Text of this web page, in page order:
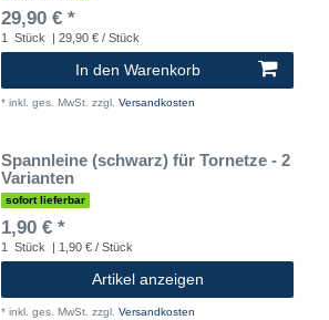
29,90 € *
1 Stück | 29,90 € / Stück
In den Warenkorb
* inkl. ges. MwSt. zzgl. Versandkosten
Spannleine (schwarz) für Tornetze - 2
Varianten
sofort lieferbar
1,90 € *
1 Stück | 1,90 € / Stück
Artikel anzeigen
* inkl. ges. MwSt. zzgl. Versandkosten